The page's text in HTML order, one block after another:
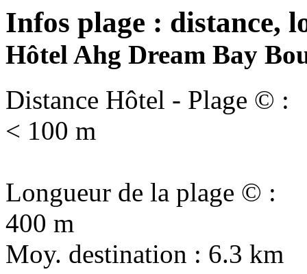
Infos plage : distance,
Hôtel Ahg Dream Bay
Distance Hôtel - Plage © :
< 100 m
Longueur de la plage © :
400 m
Moy. destination : 6.3 km